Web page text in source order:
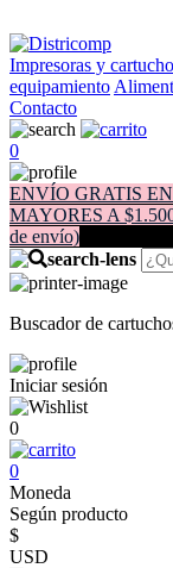
Impresoras y
equipamiento
Contacto
0
ENVÍO GRATIS
MAYORES A
de envío)
Buscador de
Iniciar sesión
0
0
Moneda
Según producto
$
USD